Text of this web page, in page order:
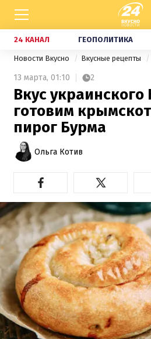
24 КАНАЛ ГЕОПОЛИТИКА
Новости Вкусно Вкусные рецепты
13 марта, 01:10 2
Вкус
готовим
пирог Бурма
Ольга Котив